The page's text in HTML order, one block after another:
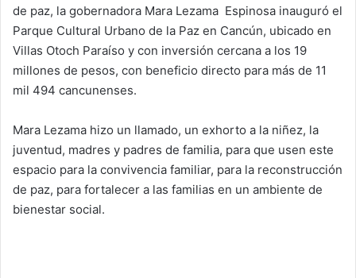
de paz, la gobernadora Mara Lezama Espinosa inauguró el
Parque Cultural Urbano de la Paz en Cancún, ubicado en
Villas Otoch Paraíso y con inversión cercana a los 19
millones de pesos, con beneficio directo para más de 11
mil 494 cancunenses.
Mara Lezama hizo un llamado, un exhorto a la niñez, la
juventud, madres y padres de familia, para que usen este
espacio para la convivencia familiar, para la reconstrucción
de paz, para fortalecer a las familias en un ambiente de
bienestar social.